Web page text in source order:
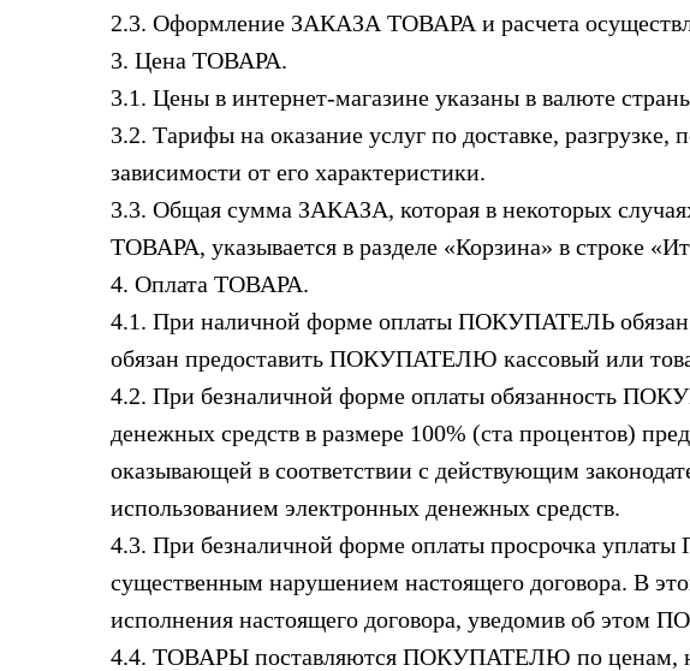
2.3. Оформление ЗАКАЗА ТОВАРА и расчета
3. Цена ТОВАРА.
3.1. Цены в интернет-магазине указаны в валюте
3.2. Тарифы на оказание услуг по доставке,
зависимости от его характеристики.
3.3. Общая сумма ЗАКАЗА, которая в некоторых
ТОВАРА, указывается в разделе «Корзина» в строке
4. Оплата ТОВАРА.
4.1. При наличной форме оплаты ПОКУПАТЕЛЬ
обязан предоставить ПОКУПАТЕЛЮ кассовый или
4.2. При безналичной форме оплаты обязанность
денежных средств в размере 100% (ста процентов)
оказывающей в соответствии с действующим
использованием электронных денежных средств.
4.3. При безналичной форме оплаты просрочка
существенным нарушением настоящего договора. В
исполнения настоящего договора, уведомив об этом
4.4. ТОВАРЫ поставляются ПОКУПАТЕЛЮ по ценам,